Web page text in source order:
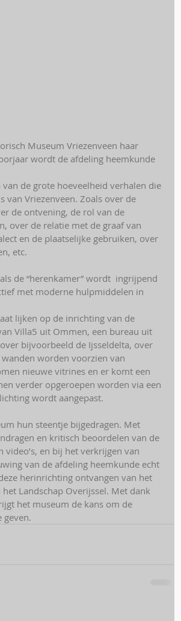
Museum Vriezenveen haar
wordt de afdeling heemkunde
de grote hoeveelheid verhalen die
van Vriezenveen. Zoals over de
de ontvening, de rol van de
over de relatie met de graaf van
en de plaatselijke gebruiken, over
etc.
de “herenkamer” wordt  ingrijpend
met moderne hulpmiddelen in
lijken op de inrichting van de
Villa5 uit Ommen, een bureau uit
bijvoorbeeld de Ijsseldelta, over
worden voorzien van
nieuwe vitrines en er komt een
verder opgeroepen worden via een
wordt aangepast.
hun steentje bijgedragen. Met
en kritisch beoordelen van de
en bij het verkrijgen van
van de afdeling heemkunde echt
herinrichting ontvangen van het
Landschap Overijssel. Met dank
het museum de kans om de
geven.